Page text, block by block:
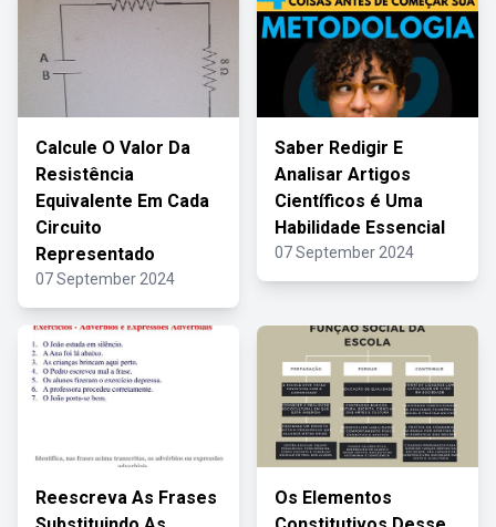
Calcule O Valor Da
Resistência
Equivalente Em Cada
Circuito
Representado
07 September 2024
Saber Redigir E
Analisar Artigos
Científicos é Uma
Habilidade Essencial
07 September 2024
Reescreva As Frases
Os Elementos